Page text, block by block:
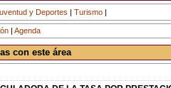
y Deportes | Turismo|
|Agenda
con este área